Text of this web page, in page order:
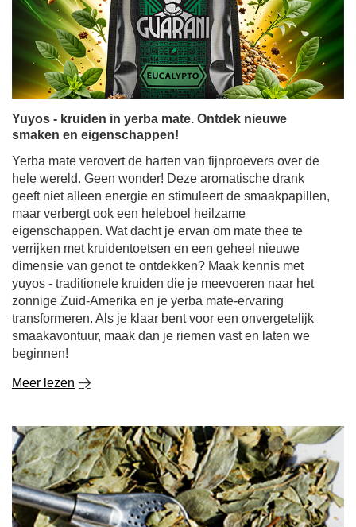
Yuyos - kruiden in yerba mate. Ontdek nieuwe
smaken en eigenschappen!
Yerba mate verovert de harten van fijnproevers over de
hele wereld. Geen wonder! Deze aromatische drank
geeft niet alleen energie en stimuleert de smaakpapillen,
maar verbergt ook een heleboel heilzame
eigenschappen. Wat dacht je ervan om mate thee te
verrijken met kruidentoetsen en een geheel nieuwe
dimensie van genot te ontdekken? Maak kennis met
yuyos - traditionele kruiden die je meevoeren naar het
zonnige Zuid-Amerika en je yerba mate-ervaring
transformeren. Als je klaar bent voor een onvergetelijk
smaakavontuur, maak dan je riemen vast en laten we
beginnen!
Meer lezen